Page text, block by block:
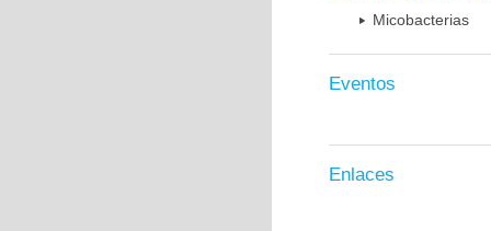
Micobacterias
Eventos
Enlaces